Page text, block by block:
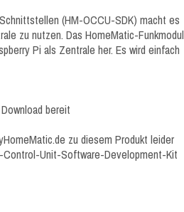
(HM-OCCU-SDK) macht es
zu nutzen. Das HomeMatic-Funkmodul
Pi als Zentrale her. Es wird einfach
bereit
zu diesem Produkt leider
Control-Unit-Software-Development-Kit